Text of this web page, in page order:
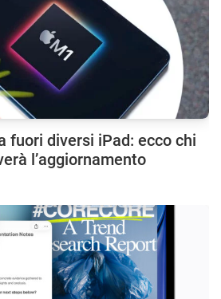
fuori diversi iPad: ecco chi
l’aggiornamento